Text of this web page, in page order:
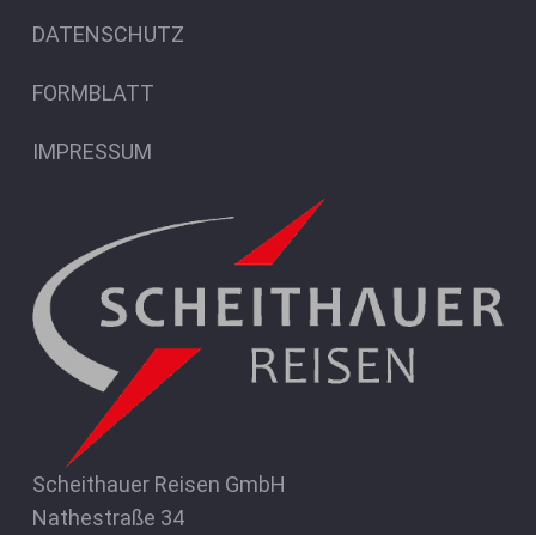
DATENSCHUTZ
FORMBLATT
IMPRESSUM
Scheithauer Reisen GmbH
Nathestraße 34